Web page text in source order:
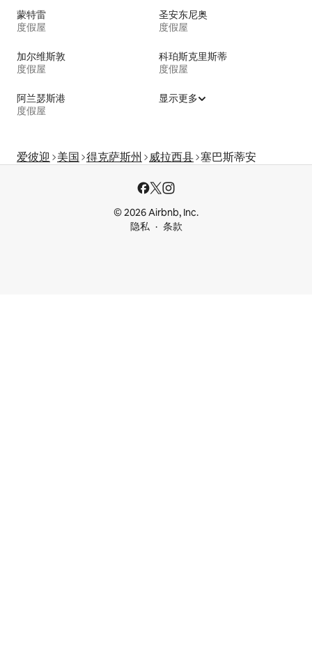
蒙特雷
度假屋
圣安东尼奥
度假屋
加尔维斯敦
度假屋
科珀斯克里斯蒂
度假屋
阿兰瑟斯港
度假屋
显示更多
爱彼迎 美国 得克萨斯州 威拉西县 塞巴斯蒂安
© 2026 Airbnb, Inc.
隐私
条款